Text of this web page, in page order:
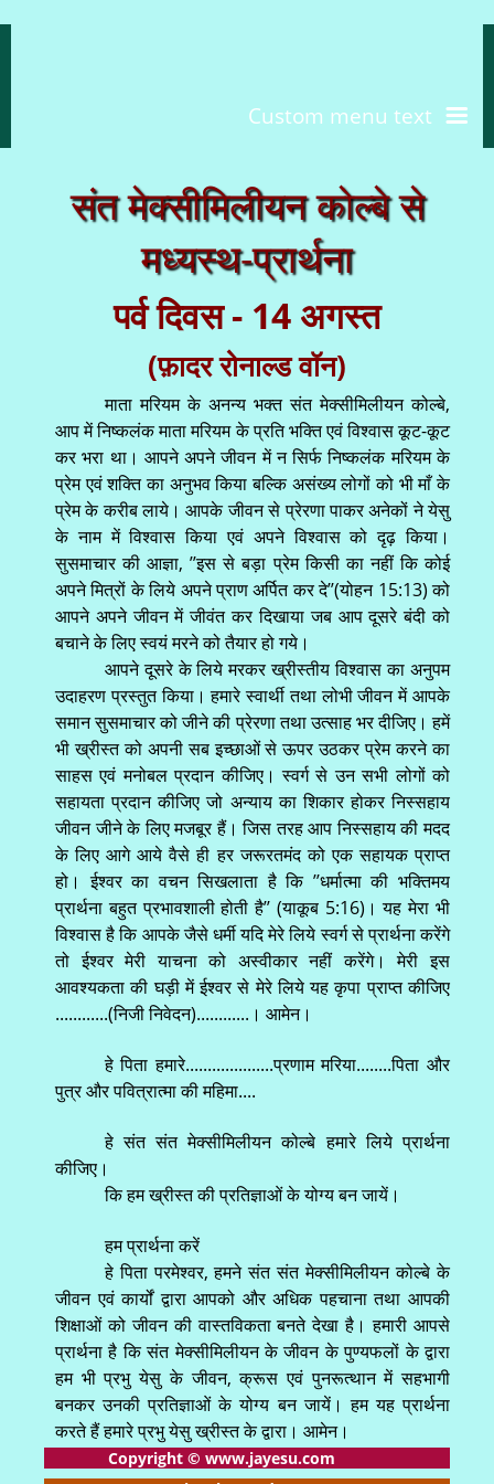
Custom menu text
संत मेक्सीमिलीयन कोल्बे से
मध्यस्थ-प्रार्थना
पर्व दिवस - 14 अगस्त
(फ़ादर रोनाल्ड वॉन)
माता मरियम के अनन्य भक्त संत मेक्सीमिलीयन कोल्बे,
आप में निष्कलंक माता मरियम के प्रति भक्ति एवं विश्वास कूट-कूट
कर भरा था। आपने अपने जीवन में न सिर्फ निष्कलंक मरियम के
प्रेम एवं शक्ति का अनुभव किया बल्कि असंख्य लोगों को भी माँ के
प्रेम के करीब लाये। आपके जीवन से प्रेरणा पाकर अनेकों ने येसु
के नाम में विश्वास किया एवं अपने विश्वास को दृढ़ किया।
सुसमाचार की आज्ञा, ’’इस से बड़ा प्रेम किसी का नहीं कि कोई
अपने मित्रों के लिये अपने प्राण अर्पित कर दे’’(योहन 15:13) को
आपने अपने जीवन में जीवंत कर दिखाया जब आप दूसरे बंदी को
बचाने के लिए स्वयं मरने को तैयार हो गये।
आपने दूसरे के लिये मरकर ख्रीस्तीय विश्वास का अनुपम
उदाहरण प्रस्तुत किया। हमारे स्वार्थी तथा लोभी जीवन में आपके
समान सुसमाचार को जीने की प्रेरणा तथा उत्साह भर दीजिए। हमें
भी ख्रीस्त को अपनी सब इच्छाओं से ऊपर उठकर प्रेम करने का
साहस एवं मनोबल प्रदान कीजिए। स्वर्ग से उन सभी लोगों को
सहायता प्रदान कीजिए जो अन्याय का शिकार होकर निस्सहाय
जीवन जीने के लिए मजबूर हैं। जिस तरह आप निस्सहाय की मदद
के लिए आगे आये वैसे ही हर जरूरतमंद को एक सहायक प्राप्त
हो। ईश्वर का वचन सिखलाता है कि ’’धर्मात्मा की भक्तिमय
प्रार्थना बहुत प्रभावशाली होती है’’ (याकूब 5:16)। यह मेरा भी
विश्वास है कि आपके जैसे धर्मी यदि मेरे लिये स्वर्ग से प्रार्थना करेंगे
तो ईश्वर मेरी याचना को अस्वीकार नहीं करेंगे। मेरी इस
आवश्यकता की घड़ी में ईश्वर से मेरे लिये यह कृपा प्राप्त कीजिए
............(निजी निवेदन)............। आमेन।
हे पिता हमारे....................प्रणाम मरिया........पिता और
पुत्र और पवित्रात्मा की महिमा....
हे संत संत मेक्सीमिलीयन कोल्बे हमारे लिये प्रार्थना
कीजिए।
कि हम ख्रीस्त की प्रतिज्ञाओं के योग्य बन जायें।
हम प्रार्थना करें
हे पिता परमेश्वर, हमने संत संत मेक्सीमिलीयन कोल्बे के
जीवन एवं कार्यों द्वारा आपको और अधिक पहचाना तथा आपकी
शिक्षाओं को जीवन की वास्तविकता बनते देखा है। हमारी आपसे
प्रार्थना है कि संत मेक्सीमिलीयन के जीवन के पुण्यफलों के द्वारा
हम भी प्रभु येसु के जीवन, क्रूस एवं पुनरूत्थान में सहभागी
बनकर उनकी प्रतिज्ञाओं के योग्य बन जायें। हम यह प्रार्थना
करते हैं हमारे प्रभु येसु ख्रीस्त के द्वारा। आमेन।
Copyright © www.jayesu.com